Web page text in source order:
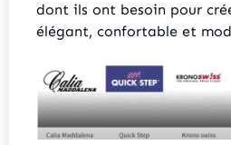
dont ils ont besoin pour
élégant, confortable et